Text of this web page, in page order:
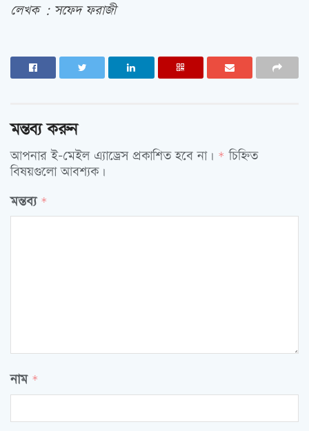
লেখক : সফেদ ফরাজী
মন্তব্য করুন
আপনার ই-মেইল এ্যাড্রেস প্রকাশিত হবে না। * চিহ্নিত
বিষয়গুলো আবশ্যক।
মন্তব্য *
নাম *